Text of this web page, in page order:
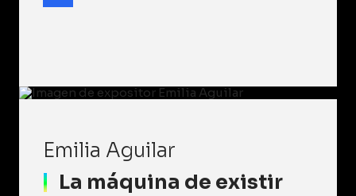
Emilia Aguilar
La máquina de existir